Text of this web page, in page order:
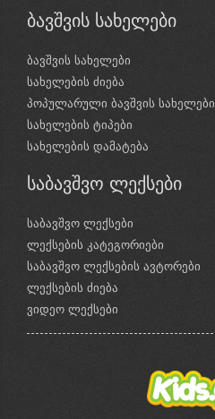
ბავშვის სახელები
ბავშვის სახელები
სახელების ძიება
პოპულარული ბავშვის სახელები
სახელების ტიპები
სახელების დამატება
საბავშვო ლექსები
საბავშვო ლექსები
ლექსების კატეგორიები
საბავშვო ლექსების ავტორები
ლექსების ძიება
ვიდეო ლექსები